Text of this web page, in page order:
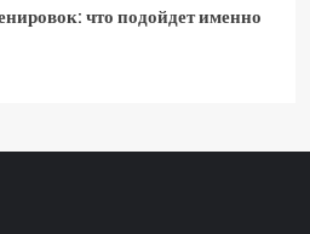
что подойдет именно